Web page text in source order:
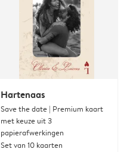
Hartenaas
Save the date | Premium kaart
met keuze uit 3
papierafwerkingen
Set van 10 kaarten